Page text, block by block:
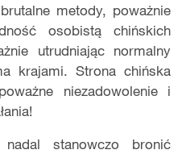
metody, poważnie
osobistą chińskich
utrudniając normalny
krajami. Strona chińska
niezadowolenie i
stanowczo bronić